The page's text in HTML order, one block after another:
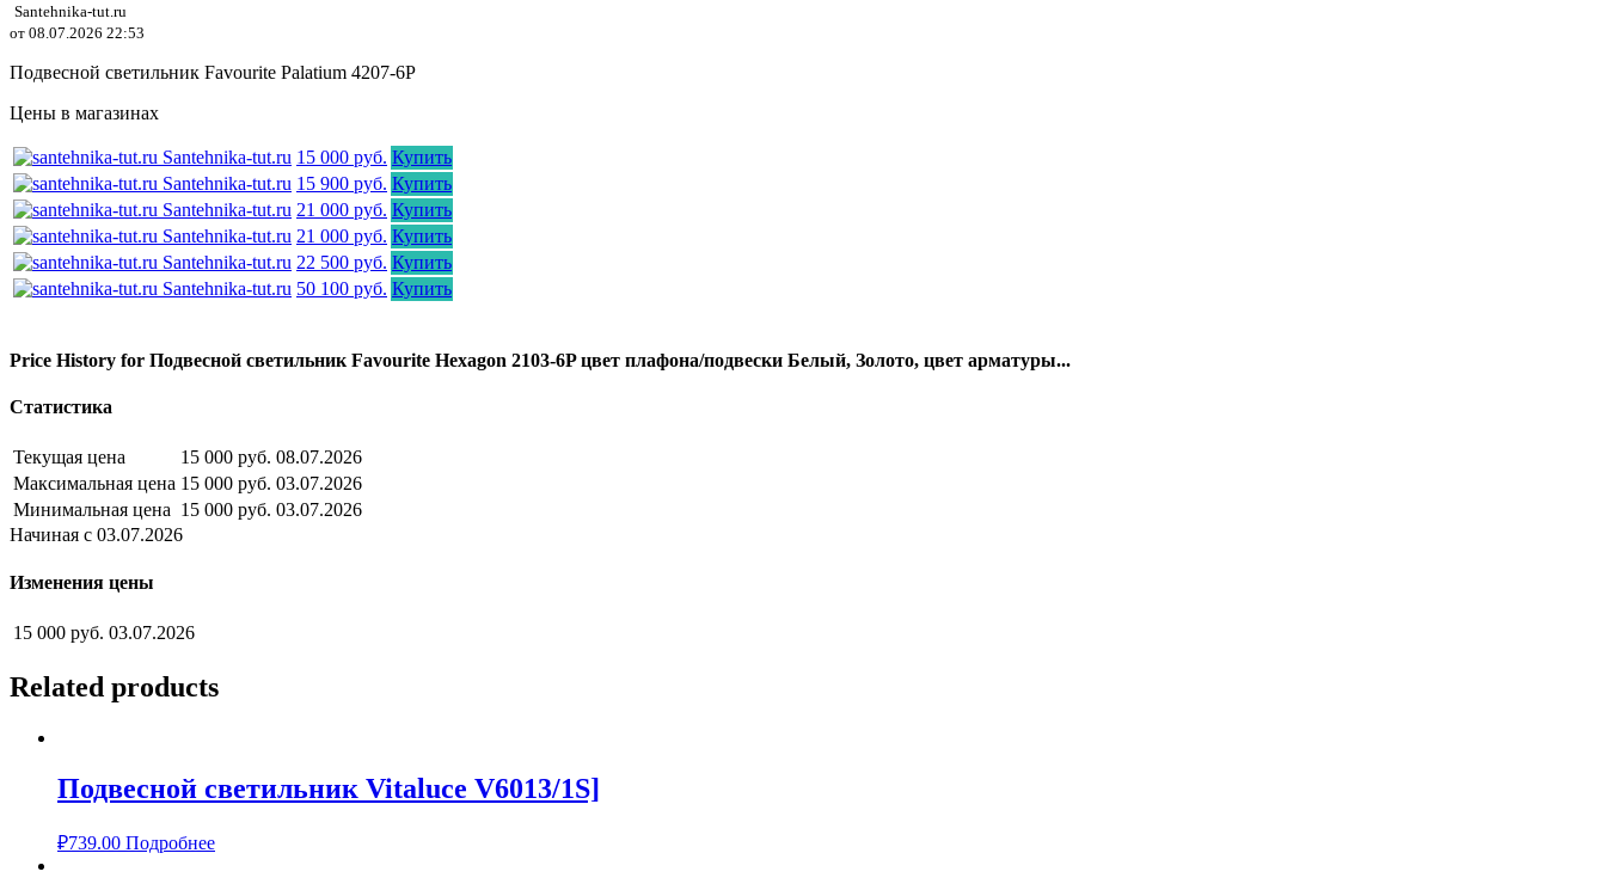
Santehnika-tut.ru
от 08.07.2026 22:53
Подвесной светильник Favourite Palatium 4207-6P
Цены в магазинах
Santehnika-tut.ru 15 000 руб. Купить
Santehnika-tut.ru 15 900 руб. Купить
Santehnika-tut.ru 21 000 руб. Купить
Santehnika-tut.ru 21 000 руб. Купить
Santehnika-tut.ru 22 500 руб. Купить
Santehnika-tut.ru 50 100 руб. Купить
Price History for Подвесной светильник Favourite Hexagon 2103-6P цвет плафона/подвески Белый, Золото, цвет арматуры...
Статистика
Текущая цена 15 000 руб. 08.07.2026
Максимальная цена 15 000 руб. 03.07.2026
Минимальная цена 15 000 руб. 03.07.2026
Начиная с 03.07.2026
Изменения цены
15 000 руб. 03.07.2026
Related products
Подвесной светильник Vitaluce V6013/1S]
₽739.00 Подробнее